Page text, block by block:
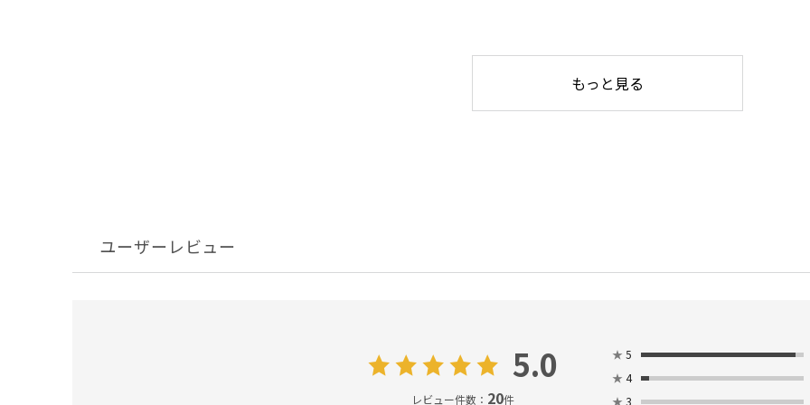
もっと見る
ユーザーレビュー
5.0
レビュー件数： 20件
★ 5
★ 4
★ 3